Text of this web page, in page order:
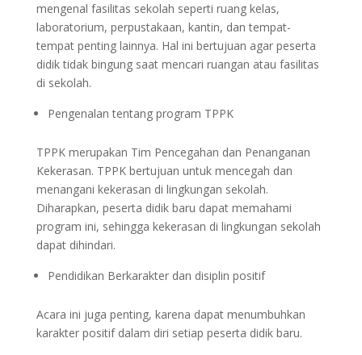
mengenal fasilitas sekolah seperti ruang kelas,
laboratorium, perpustakaan, kantin, dan tempat-
tempat penting lainnya. Hal ini bertujuan agar peserta
didik tidak bingung saat mencari ruangan atau fasilitas
di sekolah.
Pengenalan tentang program TPPK
TPPK merupakan Tim Pencegahan dan Penanganan
Kekerasan. TPPK bertujuan untuk mencegah dan
menangani kekerasan di lingkungan sekolah.
Diharapkan, peserta didik baru dapat memahami
program ini, sehingga kekerasan di lingkungan sekolah
dapat dihindari.
Pendidikan Berkarakter dan disiplin positif
Acara ini juga penting, karena dapat menumbuhkan
karakter positif dalam diri setiap peserta didik baru.